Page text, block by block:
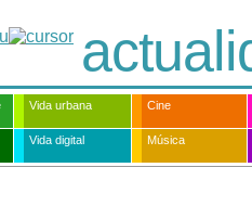
Vida urbana Cine
Vida digital Música